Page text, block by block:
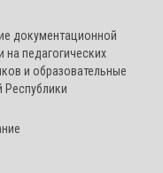
документационной
на педагогических
и образовательные
Республики